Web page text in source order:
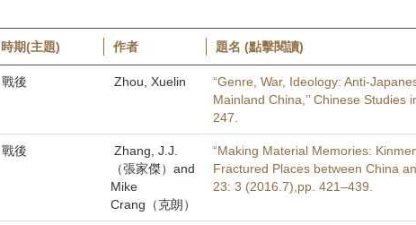
時期(主題) 作者 題名 (點擊閱讀)
戰後 Zhou, Xuelin
“Genre, War, Ideology: Anti-
Mainland China,’’ Chinese
247.
戰後
Zhang, J.J.
（張家傑）and
Mike
Crang（克朗）
“Making Material Memories:
Fractured Places between China
23: 3 (2016.7),pp. 421–439.